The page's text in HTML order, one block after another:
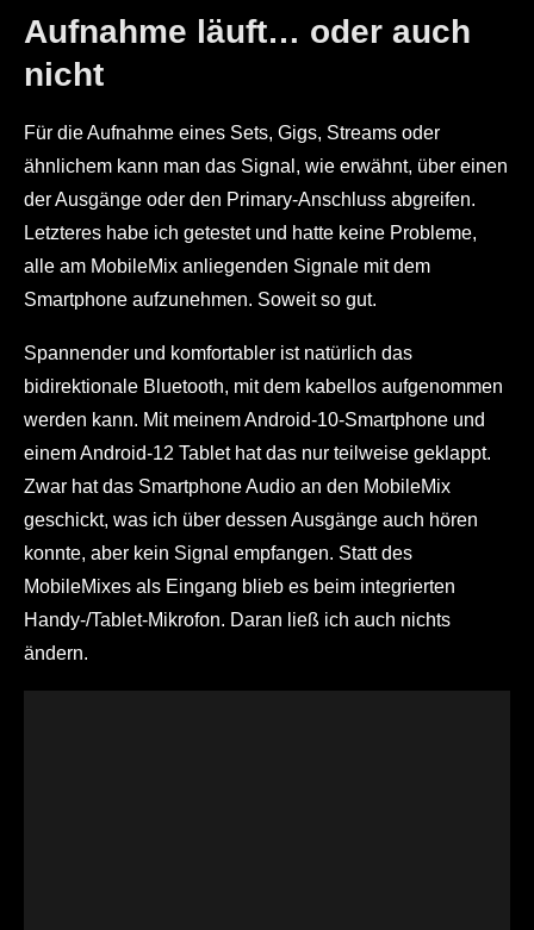
Aufnahme läuft… oder auch
nicht
Für die Aufnahme eines Sets, Gigs, Streams oder
ähnlichem kann man das Signal, wie erwähnt, über einen
der Ausgänge oder den Primary-Anschluss abgreifen.
Letzteres habe ich getestet und hatte keine Probleme,
alle am MobileMix anliegenden Signale mit dem
Smartphone aufzunehmen. Soweit so gut.
Spannender und komfortabler ist natürlich das
bidirektionale Bluetooth, mit dem kabellos aufgenommen
werden kann. Mit meinem Android-10-Smartphone und
einem Android-12 Tablet hat das nur teilweise geklappt.
Zwar hat das Smartphone Audio an den MobileMix
geschickt, was ich über dessen Ausgänge auch hören
konnte, aber kein Signal empfangen. Statt des
MobileMixes als Eingang blieb es beim integrierten
Handy-/Tablet-Mikrofon. Daran ließ ich auch nichts
ändern.